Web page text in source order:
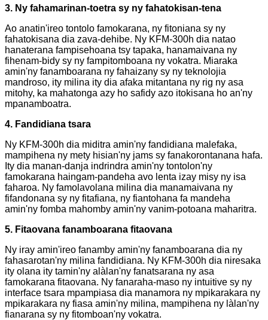
3. Ny fahamarinan-toetra sy ny fahatokisan-tena
Ao anatin'ireo tontolo famokarana, ny fitoniana sy ny
fahatokisana dia zava-dehibe. Ny KFM-300h dia natao
hanaterana fampisehoana tsy tapaka, hanamaivana ny
fihenam-bidy sy ny fampitomboana ny vokatra. Miaraka
amin'ny fanamboarana ny fahaizany sy ny teknolojia
mandroso, ity milina ity dia afaka mitantana ny rig ny asa
mitohy, ka mahatonga azy ho safidy azo itokisana ho an'ny
mpanamboatra.
4. Fandidiana tsara
Ny KFM-300h dia miditra amin'ny fandidiana malefaka,
mampihena ny mety hisian'ny jams sy fanakorontanana hafa.
Ity dia manan-danja indrindra amin'ny tontolon'ny
famokarana haingam-pandeha avo lenta izay misy ny isa
faharoa. Ny famolavolana milina dia manamaivana ny
fifandonana sy ny fitafiana, ny fiantohana fa mandeha
amin'ny fomba mahomby amin'ny vanim-potoana maharitra.
5. Fitaovana fanamboarana fitaovana
Ny iray amin'ireo fanamby amin'ny fanamboarana dia ny
fahasarotan'ny milina fandidiana. Ny KFM-300h dia niresaka
ity olana ity tamin'ny alàlan'ny fanatsarana ny asa
famokarana fitaovana. Ny fanaraha-maso ny intuitive sy ny
interface tsara mpampiasa dia manamora ny mpikarakara ny
mpikarakara ny fiasa amin'ny milina, mampihena ny làlan'ny
fianarana sy ny fitomboan'ny vokatra.